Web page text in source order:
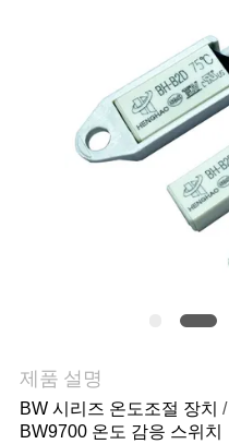
리
제품 설명
BW 시리즈 온도조절 장치 /
BW9700 온도 감응 스위치